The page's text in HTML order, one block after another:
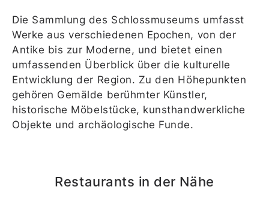
Die Sammlung des Schlossmuseums umfasst
Werke aus verschiedenen Epochen, von der
Antike bis zur Moderne, und bietet einen
umfassenden Überblick über die kulturelle
Entwicklung der Region. Zu den Höhepunkten
gehören Gemälde berühmter Künstler,
historische Möbelstücke, kunsthandwerkliche
Objekte und archäologische Funde.
Restaurants in der Nähe